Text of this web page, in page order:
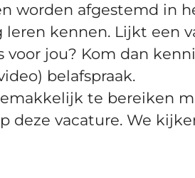
worden afgestemd in
leren kennen. Lijkt een
jou? Kom dan
belafspraak.
te bereiken
deze vacature. We